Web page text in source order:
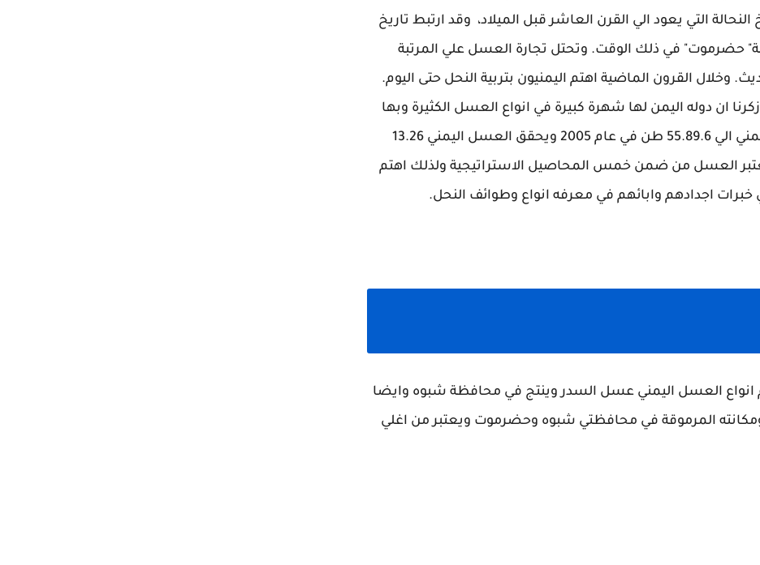
التي يعود الي القرن العاشر قبل الميلاد، وقد ارتبط تاريخ
لدولة" حضرموت" في ذلك الوقت. وتحتل تجارة العسل علي المرتبة
وخلال القرون الماضية اهتم اليمنيون بتربية النحل حتى اليوم.
ان دوله اليمن لها شهرة كبيرة في انواع العسل الكثيرة وبها
اكثر من 16.500 نحال ويصل انتاج العسل اليمني الي 55.89.6 طن في عام 2005 ويحقق العسل اليمني 13.26
العسل من ضمن خمس المحاصيل الاستراتيجية ولذلك اهتم
خبرات اجدادهم وابائهم في معرفه انواع وطوائف النحل.
العسل اليمني عسل السدر وينتج في محافظة شبوه وايضا
المرموقة في محافظتي شبوه وحضرموت ويعتبر من اغلي